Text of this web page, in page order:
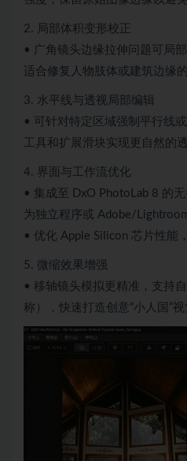
2. 局部体积变形校正
• 广角镜头边缘拉伸问题可局
适合修复人物肢体或建筑边缘的
3. 水平线与透视局部编辑
• 可针对特定区域强制平行线
工具和扩展滑块实现更自然的
4. 界面与工作流优化
• 集成至 DxO PhotoLab 8 的
为独立程序或 Adobe/
• 优化 Apple Silicon 芯片性能
5. 微缩效果增强
• 移轴镜头模拟更精准，支持
称），快速打造创意“小人国”视